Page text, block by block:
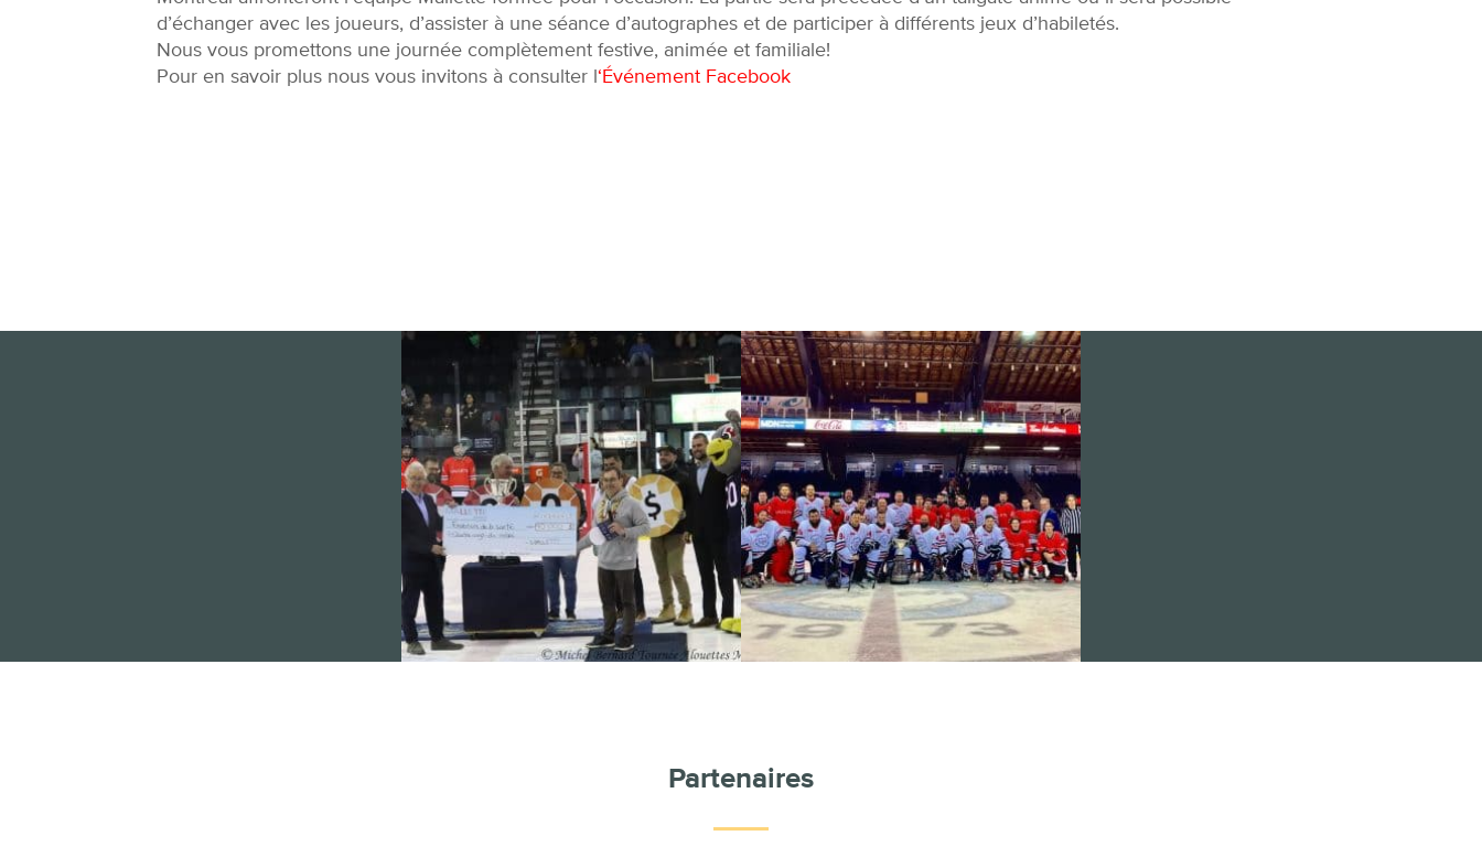
d’échanger avec les joueurs, d’assister à une séance d’autographes et de participer à différents jeux d’habiletés.
Nous vous promettons une journée complètement festive, animée et familiale!
Pour en savoir plus nous vous invitons à consulter l ‘Événement Facebook
Partenaires